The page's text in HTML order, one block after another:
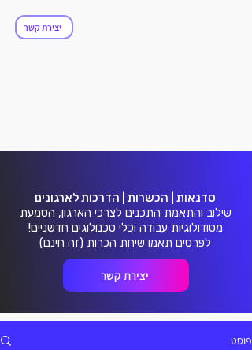
יצירת קשר
סדנאות | הכשרות | הדרכות לארגונים
שילוב והתאמת התכנים לצרכי הארגון, הטמעת
מטודולוגיות עבודה וכלי טכנולוגים חדשניים!
לפרטים תאמו שיחת הכרות (זה חינם)
יצירת קשר
פוסט